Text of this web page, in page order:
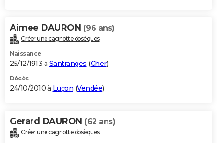
Aimee DAURON (96 ans)
Créer une cagnotte obsèques
Naissance
25/12/1913 à Santranges (Cher)
Décès
24/10/2010 à Luçon (Vendée)
Gerard DAURON (62 ans)
Créer une cagnotte obsèques